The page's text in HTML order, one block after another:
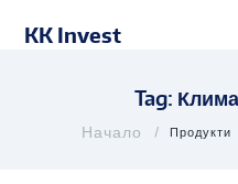
KK Invest
Tag:
Продукти